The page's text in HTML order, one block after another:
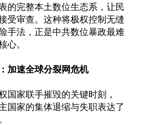
的完整本土数位生态系，让民
受审查。这种将极权控制无缝
手法，正是中共数位暴政最难
心。
加速全球分裂网危机
国家联手摧毁的关键时刻，
国家的集体退缩与失职表达了